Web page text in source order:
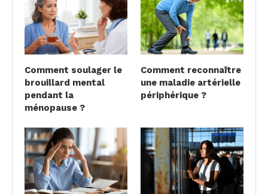
Comment soulager le
brouillard mental
pendant la
ménopause ?
Comment reconnaître
une maladie artérielle
périphérique ?